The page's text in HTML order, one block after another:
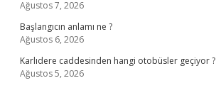
Ağustos 7, 2026
Başlangıcın anlamı ne ?
Ağustos 6, 2026
Karlıdere caddesinden hangi otobüsler geçiyor ?
Ağustos 5, 2026